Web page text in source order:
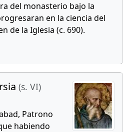
del monasterio bajo la
en la ciencia del
de la Iglesia (c. 690).
(s. VI)
Patrono
habiendo